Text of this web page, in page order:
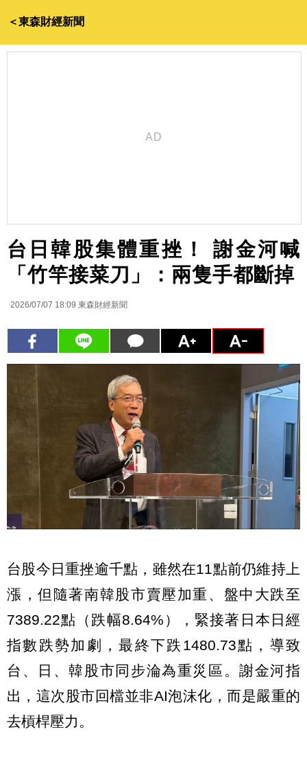
＜東森財經新聞
台日韓股集體重挫！ 謝金河喊
「竹竿接菜刀」：兩隻手都斷掉
2026/07/07 18:09 東森財經新聞
台股今日重挫逾千點，雖然在11點前仍維持上
漲，但隨著南韓股市賣壓加重、盤中大跌至
7389.22點（跌幅8.64%），緊接著日本日經
指數跌勢加劇，最終下跌1480.73點，導致
台、日、韓股市同步淪為重災區。謝金河指
出，這次股市回檔並非AI泡沫化，而是嚴重的
去槓桿壓力。